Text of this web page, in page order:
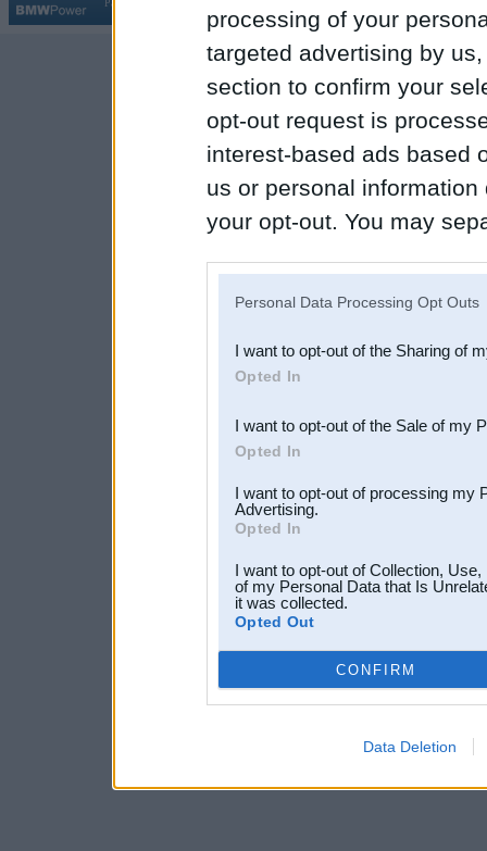
processing of your
targeted advertising by
section to confirm your
opt-out request is
interest-based ads based
us or personal
your opt-out. You may
Downstream Participants
third parties.
Personal Data Processing Opt Outs
I want to opt-out of the Sharing of
Opted In
I want to opt-out of the Sale of my
Opted In
I want to opt-out of processing my
Advertising.
Opted In
I want to opt-out of Collection,
of my Personal Data that Is
it was collected.
Opted Out
CONFIRM
Data Deletion
Par BMWPower